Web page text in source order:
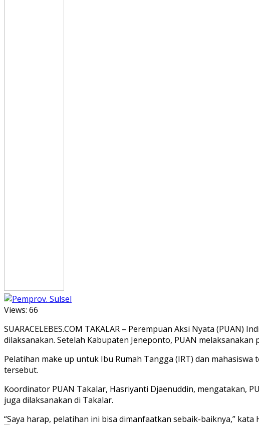
Views: 66
SUARACELEBES.COM TAKALAR – Perempuan Aksi Nyata
dilaksanakan. Setelah Kabupaten Jeneponto, PUAN melaksanakan
Pelatihan make up untuk Ibu Rumah Tangga (IRT) dan
tersebut.
Koordinator PUAN Takalar, Hasriyanti Djaenuddin, mengatakan,
juga dilaksanakan di Takalar.
“Saya harap, pelatihan ini bisa dimanfaatkan sebaik-baiknya,” kata